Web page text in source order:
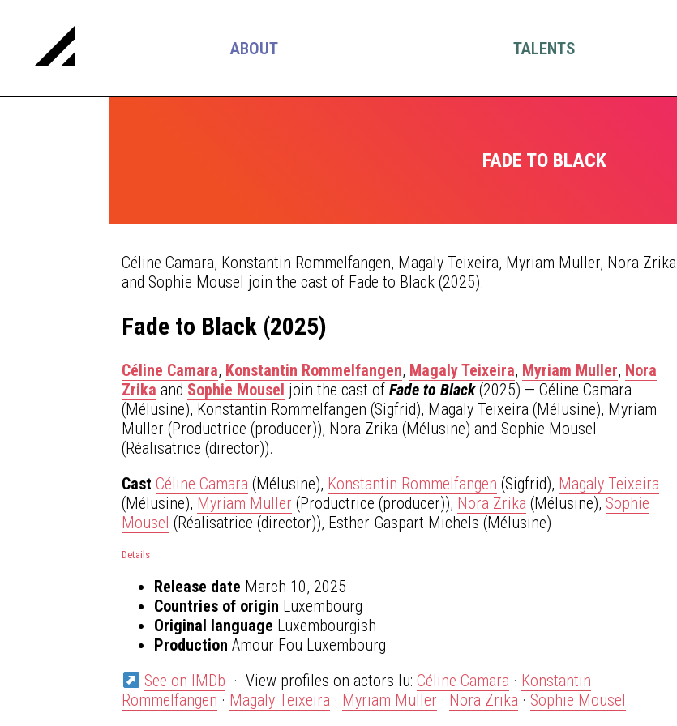
ABOUT TALENTS
FADE TO BLACK
Céline Camara, Konstantin Rommelfangen, Magaly Teixeira, Myriam Muller, Nora Zrika
and Sophie Mousel join the cast of Fade to Black (2025).
Fade to Black (2025)
Céline Camara, Konstantin Rommelfangen, Magaly Teixeira, Myriam Muller, Nora
Zrika and Sophie Mousel join the cast ofFade to Black(2025) — Céline Camara
(Mélusine), Konstantin Rommelfangen (Sigfrid), Magaly Teixeira (Mélusine), Myriam
Muller (Productrice (producer)), Nora Zrika (Mélusine) and Sophie Mousel
(Réalisatrice (director)).
Cast Céline Camara (Mélusine), Konstantin Rommelfangen (Sigfrid), Magaly Teixeira
(Mélusine), Myriam Muller (Productrice (producer)), Nora Zrika (Mélusine), Sophie
Mousel (Réalisatrice (director)), Esther Gaspart Michels (Mélusine)
Details
Release date March 10, 2025
Countries of origin Luxembourg
Original language Luxembourgish
Production Amour Fou Luxembourg
See on IMDb · View profiles on actors.lu: Céline Camara · Konstantin
Rommelfangen · Magaly Teixeira · Myriam Muller · Nora Zrika · Sophie Mousel